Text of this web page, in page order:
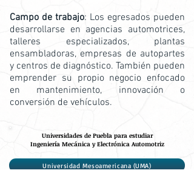
Campo de trabajo: Los egresados pueden
desarrollarse en agencias automotrices,
talleres especializados, plantas
ensambladoras, empresas de autopartes
y centros de diagnóstico. También pueden
emprender su propio negocio enfocado
en mantenimiento, innovación o
conversión de vehículos.
Universidades de Puebla para estudiar
Ingeniería Mecánica y Electrónica Automotriz
Universidad Mesoamericana (UMA)